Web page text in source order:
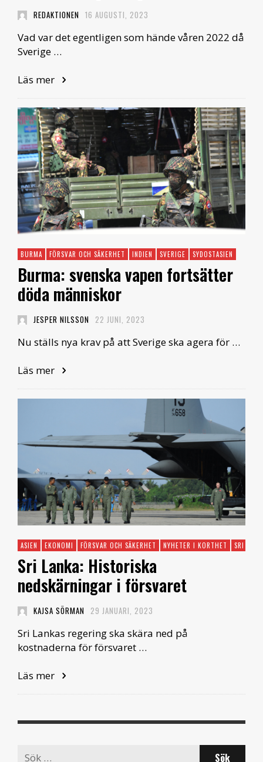
REDAKTIONEN 16 AUGUSTI, 2023
Vad var det egentligen som hände våren 2022 då
Sverige …
Läs mer
BURMA FÖRSVAR OCH SÄKERHET INDIEN SVERIGE SYDOSTASIEN
Burma: svenska vapen fortsätter
döda människor
JESPER NILSSON 22 JUNI, 2023
Nu ställs nya krav på att Sverige ska agera för …
Läs mer
ASIEN EKONOMI FÖRSVAR OCH SÄKERHET NYHETER I KORTHET SRI
Sri Lanka: Historiska
nedskärningar i försvaret
KAJSA SÖRMAN 29 JANUARI, 2023
Sri Lankas regering ska skära ned på
kostnaderna för försvaret …
Läs mer
Search